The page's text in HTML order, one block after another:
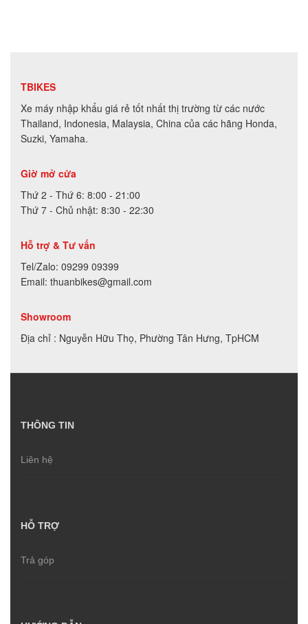
TBIKES
Xe máy nhập khẩu giá rẻ tốt nhất thị trường từ các nước
Thailand, Indonesia, Malaysia, China của các hãng Honda,
Suzki, Yamaha.
Giờ mở cửa
Thứ 2 - Thứ 6: 8:00 - 21:00
Thứ 7 - Chủ nhật: 8:30 - 22:30
Hỗ trợ & Tư vấn
Tel/Zalo: 09299 09399
Email: thuanbikes@gmail.com
Showroom
Địa chỉ : Nguyễn Hữu Thọ, Phường Tân Hưng, TpHCM
THÔNG TIN
Liên hệ
HỖ TRỢ
Trả góp